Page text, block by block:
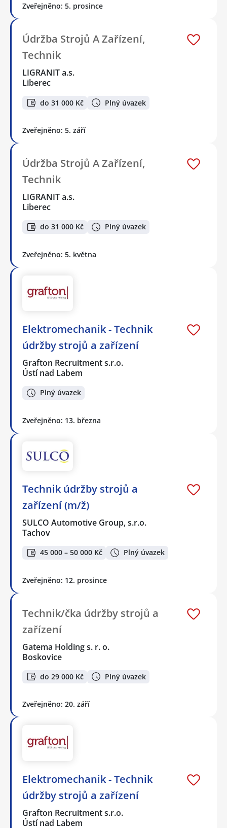
Zveřejněno: 5. prosince
Údržba Strojů A Zařízení,
Technik
LIGRANIT a.s.
Liberec
do 31 000 Kč Plný úvazek
Zveřejněno: 5. září
Údržba Strojů A Zařízení,
Technik
LIGRANIT a.s.
Liberec
do 31 000 Kč Plný úvazek
Zveřejněno: 5. května
Elektromechanik - Technik
údržby strojů a zařízení
Grafton Recruitment s.r.o.
Ústí nad Labem
Plný úvazek
Zveřejněno: 13. března
Technik údržby strojů a
zařízení (m/ž)
SULCO Automotive Group, s.r.o.
Tachov
45 000 – 50 000 Kč Plný úvazek
Zveřejněno: 12. prosince
Technik/čka údržby strojů a
zařízení
Gatema Holding s. r. o.
Boskovice
do 29 000 Kč Plný úvazek
Zveřejněno: 20. září
Elektromechanik - Technik
údržby strojů a zařízení
Grafton Recruitment s.r.o.
Ústí nad Labem